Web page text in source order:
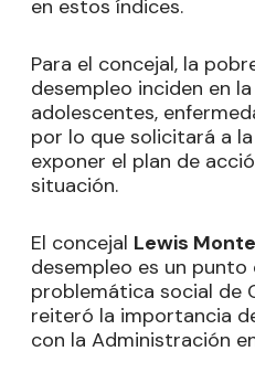
en estos índices.
Para el concejal, la
desempleo inciden en
adolescentes,
por lo que solicitará a
exponer el plan de
situación.
El concejal Lewis
desempleo es un punto
problemática social de
reiteró la importancia
con la Administración